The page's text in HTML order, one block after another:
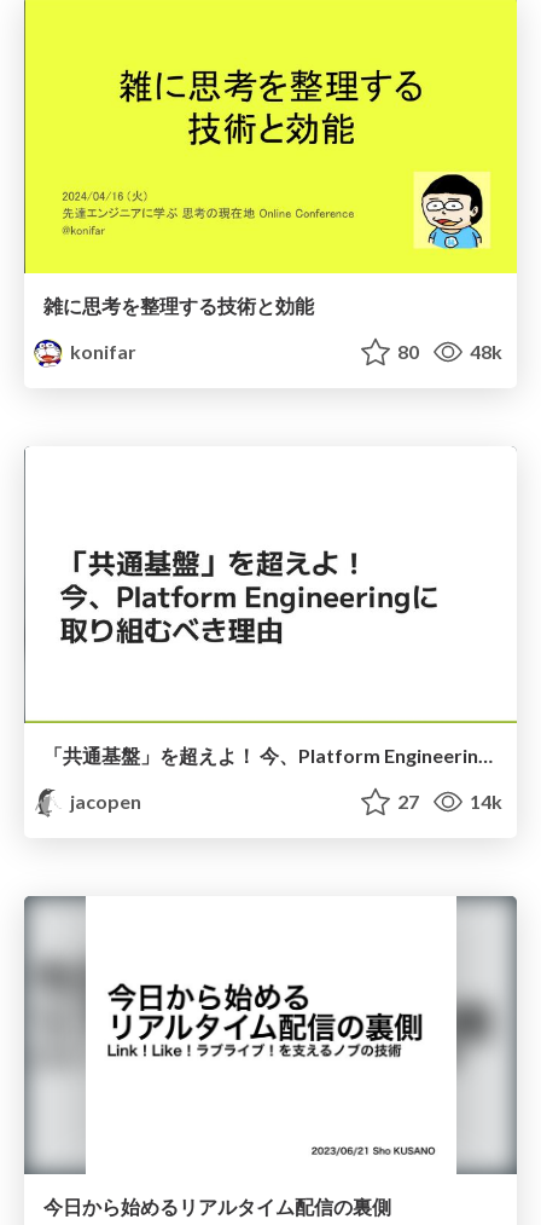
雑に思考を整理する技術と効能
konifar
80 48k
「共通基盤」を超えよ！ 今、Platform Engineeringに取り組むべき理由
jacopen
27 14k
今日から始めるリアルタイム配信の裏側